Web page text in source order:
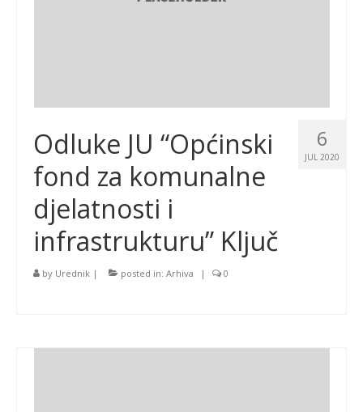
6
JUL 2020
Odluke JU “Općinski
fond za komunalne
djelatnosti i
infrastrukturu” Ključ
by Urednik | posted in: Arhiva | 0